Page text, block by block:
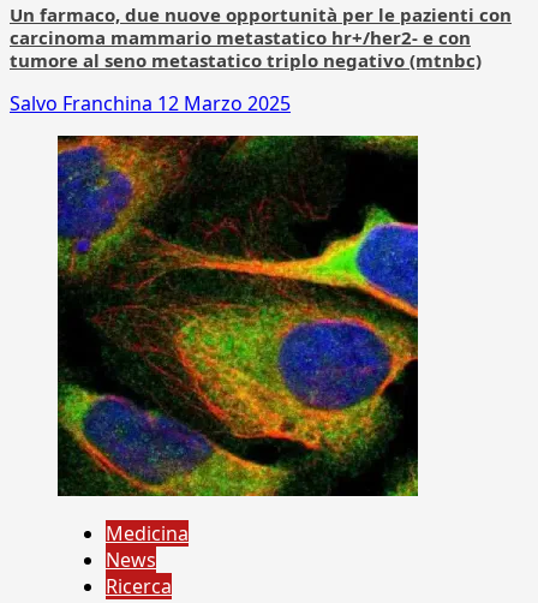
Un farmaco, due nuove opportunità per le pazienti con
carcinoma mammario metastatico hr+/her2- e con
tumore al seno metastatico triplo negativo (mtnbc)
Salvo Franchina 12 Marzo 2025
Medicina
News
Ricerca